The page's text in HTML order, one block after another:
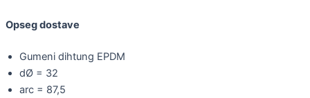
Opseg dostave
Gumeni dihtung EPDM
dØ = 32
arc = 87,5